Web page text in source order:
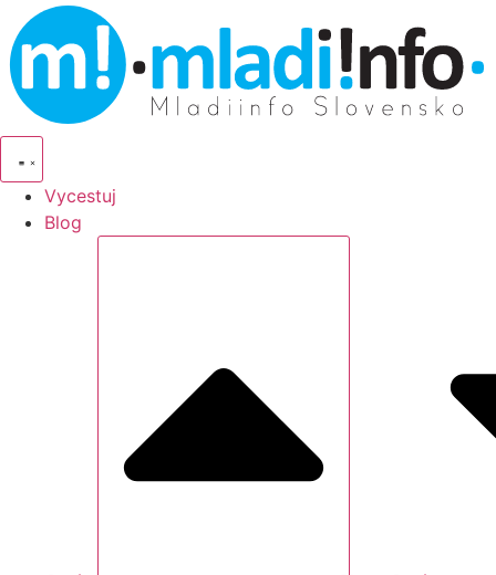
Vycestuj
Blog